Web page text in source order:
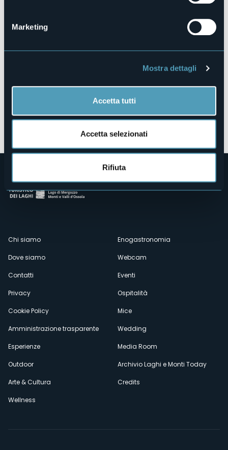
Marketing
Mostra dettagli
Accetta tutti
Accetta selezionati
Rifiuta
Apri mappa
Menù
secondario
Chi siamo
Dove siamo
Contatti
Privacy
Cookie Policy
Amministrazione trasparente
Esperienze
Outdoor
Arte & Cultura
Wellness
Enogastronomia
Webcam
Eventi
Ospitalità
Mice
Wedding
Media Room
Archivio Laghi e Monti Today
Credits